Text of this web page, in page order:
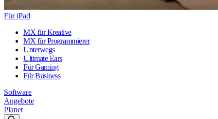
Für iPad
MX für Kreative
MX für Programmierer
Unterwegs
Ultimate Ears
Für Gaming
Für Business
Software
Angebote
Planet